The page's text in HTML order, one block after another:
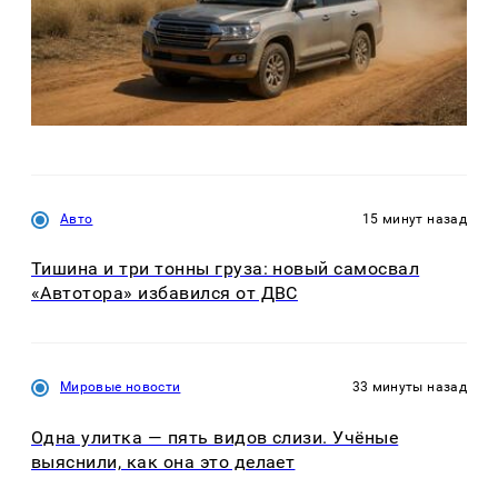
Авто 15 минут назад
Тишина и три тонны груза: новый самосвал
«Автотора» избавился от ДВС
Мировые новости 33 минуты назад
Одна улитка — пять видов слизи. Учёные
выяснили, как она это делает